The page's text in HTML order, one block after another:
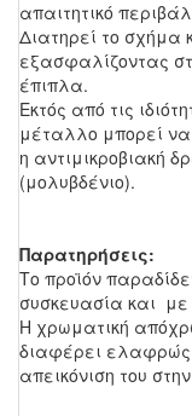
απαιτητικό
Διατηρεί το σχήμα
εξασφαλίζοντας
έπιπλα.
Εκτός από τις
μέταλλο μπορεί
η αντιμικροβιακή
(μολυβδένιο).
Παρατηρήσεις:
Το προϊόν
συσκευασία και
Η χρωματική
διαφέρει
απεικόνιση του